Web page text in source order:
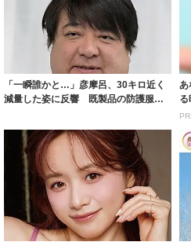
「一瞬誰かと…」彦摩呂、30キロ近く
減量した姿に反響 既製品の防護服が
る